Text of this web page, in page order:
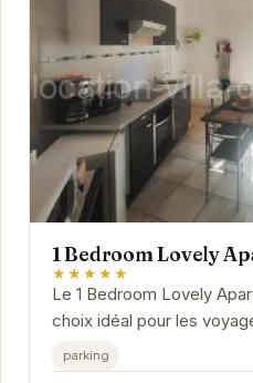
1 Bedroom Lovely
★★★★★
Le 1 Bedroom Lovely
choix idéal pour les
et de commodité à Agde.
parking